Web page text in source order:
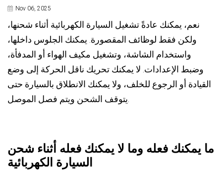
Nov 06, 2025
نعم، يمكنك عادةً تشغيل السيارة الكهربائية أثناء شحنها،
ولكن فقط لوظائف المقصورة. يمكنك الجلوس داخلها،
واستخدام الشاشة، وتشغيل مكيف الهواء أو المدفأة،
وضبط الإعدادات. لا يمكنك تحريك ناقل الحركة إلى وضع
القيادة أو الرجوع للخلف، ولا يمكنك الانطلاق بالسيارة حتى
ما يمكنك فعله وما لا يمكنك فعله أثناء شحن
السيارة الكهربائية